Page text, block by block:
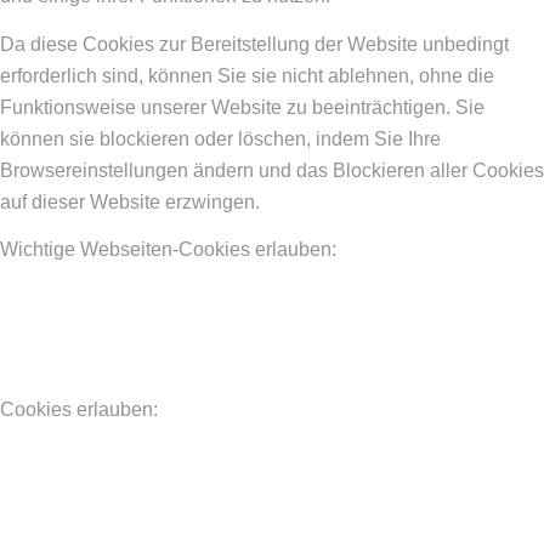
Da diese Cookies zur Bereitstellung der Website unbedingt
erforderlich sind, können Sie sie nicht ablehnen, ohne die
Funktionsweise unserer Website zu beeinträchtigen. Sie
können sie blockieren oder löschen, indem Sie Ihre
Browsereinstellungen ändern und das Blockieren aller Cookies
auf dieser Website erzwingen.
Wichtige Webseiten-Cookies erlauben:
Cookies erlauben: